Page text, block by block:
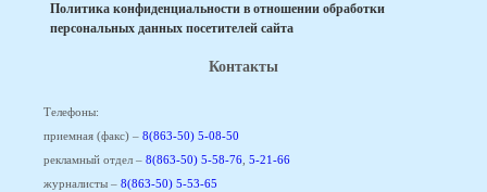
Политика конфиденциальности в отношении обработки
персональных данных посетителей сайта
Контакты
Телефоны:
приемная (факс) – 8(863-50) 5-08-50
рекламный отдел – 8(863-50) 5-58-76, 5-21-66
журналисты – 8(863-50) 5-53-65